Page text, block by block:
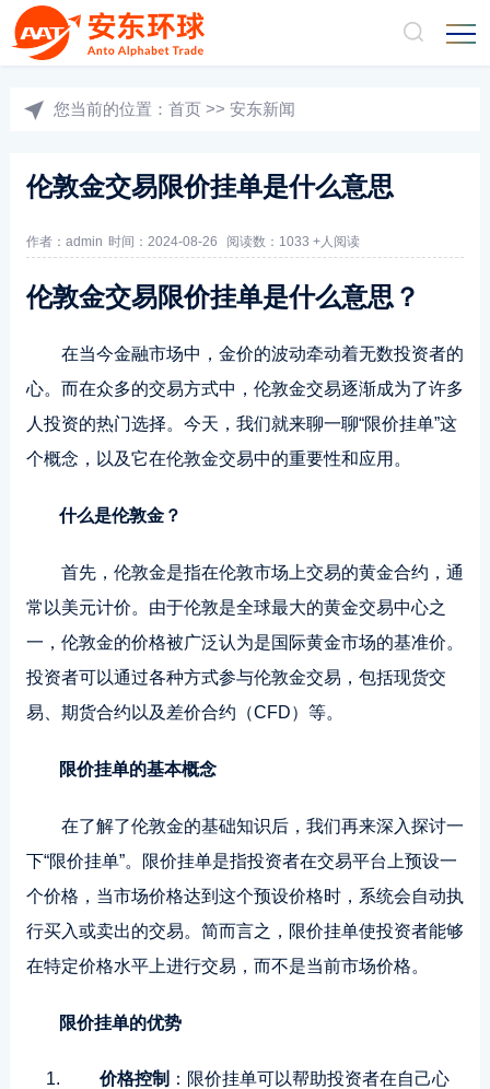
您当前的位置： 首页 >> 安东新闻
伦敦金交易限价挂单是什么意思
作者：admin 时间：2024-08-26 阅读数：1033 +人阅读
伦敦金交易限价挂单是什么意思？
在当今金融市场中，金价的波动牵动着无数投资者的
心。而在众多的交易方式中，伦敦金交易逐渐成为了许多
人投资的热门选择。今天，我们就来聊一聊“限价挂单”这
个概念，以及它在伦敦金交易中的重要性和应用。
什么是伦敦金？
首先，伦敦金是指在伦敦市场上交易的黄金合约，通
常以美元计价。由于伦敦是全球最大的黄金交易中心之
一，伦敦金的价格被广泛认为是国际黄金市场的基准价。
投资者可以通过各种方式参与伦敦金交易，包括现货交
易、期货合约以及差价合约（CFD）等。
限价挂单的基本概念
在了解了伦敦金的基础知识后，我们再来深入探讨一
下“限价挂单”。限价挂单是指投资者在交易平台上预设一
个价格，当市场价格达到这个预设价格时，系统会自动执
行买入或卖出的交易。简而言之，限价挂单使投资者能够
在特定价格水平上进行交易，而不是当前市场价格。
限价挂单的优势
价格控制 ：限价挂单可以帮助投资者在自己心